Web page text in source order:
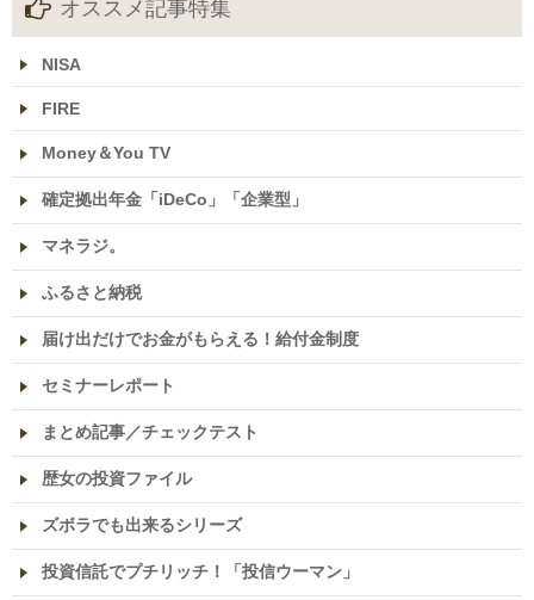
オススメ記事特集
NISA
FIRE
Money＆You TV
確定拠出年金「iDeCo」「企業型」
マネラジ。
ふるさと納税
届け出だけでお金がもらえる！給付金制度
セミナーレポート
まとめ記事／チェックテスト
歴女の投資ファイル
ズボラでも出来るシリーズ
投資信託でプチリッチ！「投信ウーマン」